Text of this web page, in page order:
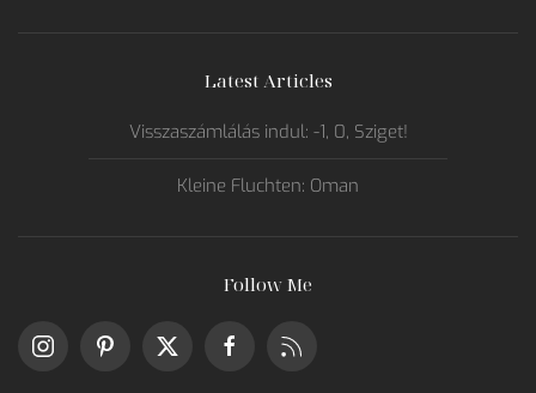
Latest Articles
Visszaszámlálás indul: -1, 0, Sziget!
Kleine Fluchten: Oman
Follow Me